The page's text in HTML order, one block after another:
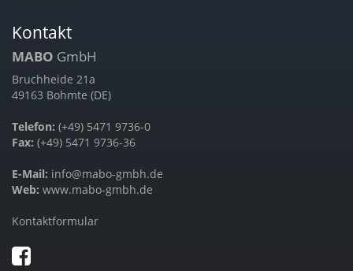
Kontakt
MABO GmbH
Bruchheide 21a
49163 Bohmte (DE)
Telefon: (+49) 5471 9736-0
Fax: (+49) 5471 9736-36
E-Mail: info@mabo-gmbh.de
Web: www.mabo-gmbh.de
Kontaktformular